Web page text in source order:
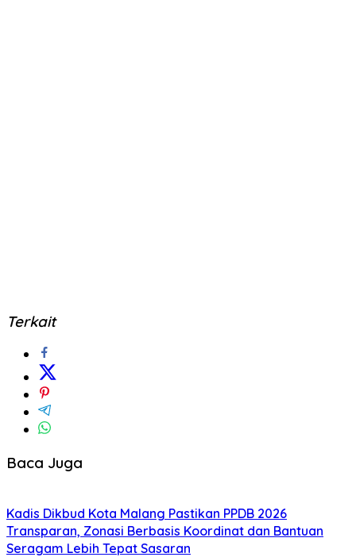
Terkait
Baca Juga
Kadis Dikbud Kota Malang Pastikan PPDB 2026
Transparan, Zonasi Berbasis Koordinat dan Bantuan
Seragam Lebih Tepat Sasaran